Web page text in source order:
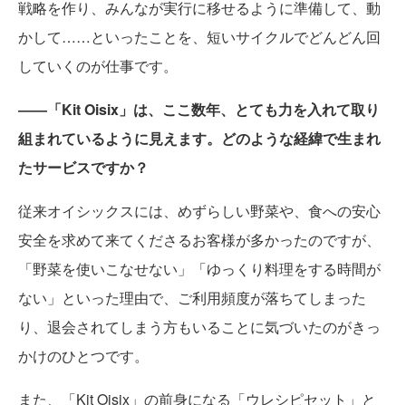
戦略を作り、みんなが実行に移せるように準備して、動
かして……といったことを、短いサイクルでどんどん回
していくのが仕事です。
――「Kit Oisix」は、ここ数年、とても力を入れて取り
組まれているように見えます。どのような経緯で生まれ
たサービスですか？
従来オイシックスには、めずらしい野菜や、食への安心
安全を求めて来てくださるお客様が多かったのですが、
「野菜を使いこなせない」「ゆっくり料理をする時間が
ない」といった理由で、ご利用頻度が落ちてしまった
り、退会されてしまう方もいることに気づいたのがきっ
かけのひとつです。
また、「Kit Oisix」の前身になる「ウレシピセット」と